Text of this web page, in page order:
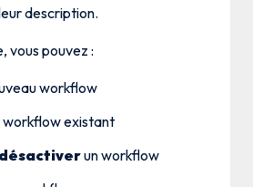
description.
vous pouvez :
workflow
workflow existant
un workflow